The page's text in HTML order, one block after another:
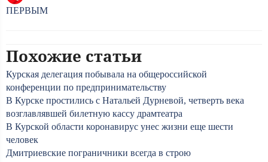
ПЕРВЫМ
Похожие статьи
Курская делегация побывала на общероссийской
конференции по предпринимательству
В Курске простились с Натальей Дурневой, четверть века
возглавлявшей билетную кассу драмтеатра
В Курской области коронавирус унес жизни еще шести
человек
Дмитриевские пограничники всегда в строю